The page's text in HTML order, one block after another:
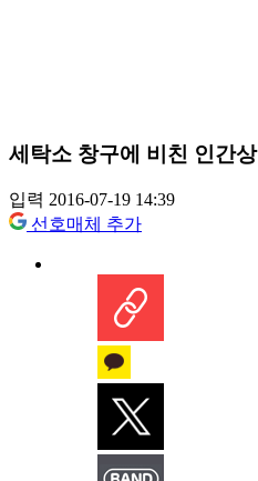
세탁소 창구에 비친 인간상
입력 2016-07-19 14:39
선호매체 추가